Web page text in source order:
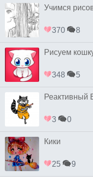
Учимся
370 8
Рисуем
348 5
Реактивный
3 0
Кики
25 9